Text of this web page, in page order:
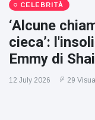
CELEBRITÀ
‘Alcune
cieca’:
Emmy di
12 July 2026 29